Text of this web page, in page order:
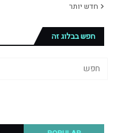
חדש יותר
חפש בבלוג זה